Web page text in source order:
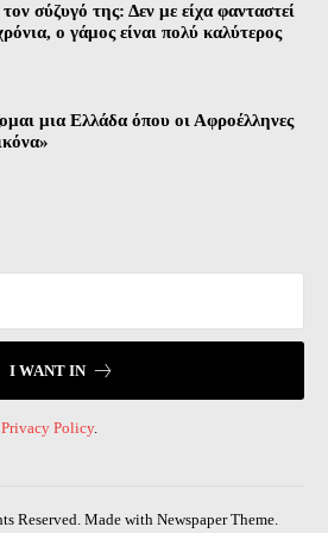
σύζυγό της: Δεν με είχα φανταστεί
ο γάμος είναι πολύ καλύτερος
μια Ελλάδα όπου οι Αφροέλληνες
I WANT IN
Privacy Policy.
Reserved. Made with Newspaper Theme.